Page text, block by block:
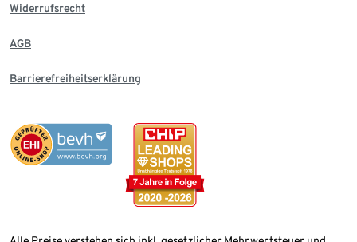
Widerrufsrecht
AGB
Barrierefreiheitserklärung